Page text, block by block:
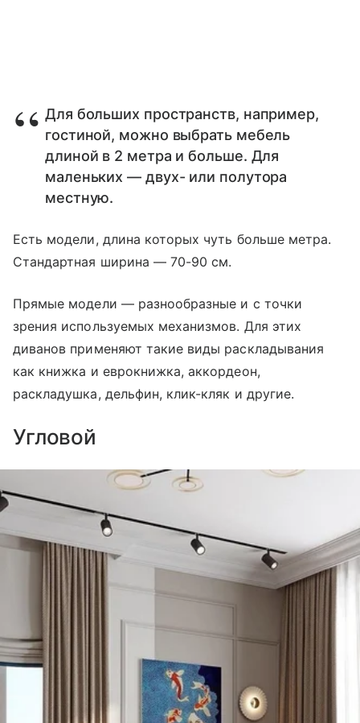
Для больших пространств, например,
гостиной, можно выбрать мебель
длиной в 2 метра и больше. Для
маленьких — двух- или полутора
местную.
Есть модели, длина которых чуть больше метра.
Стандартная ширина — 70-90 см.
Прямые модели — разнообразные и с точки
зрения используемых механизмов. Для этих
диванов применяют такие виды раскладывания
как книжка и еврокнижка, аккордеон,
раскладушка, дельфин, клик-кляк и другие.
Угловой